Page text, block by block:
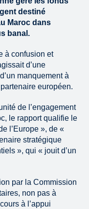
destiné
Maroc dans
banal.
à confusion et
d’une
manquement à
européen.
de l’engagement
le rapport qualifie le
l’Europe », de «
stratégique
», qui « jouit d’un
par la Commission
non pas à
à l’appui